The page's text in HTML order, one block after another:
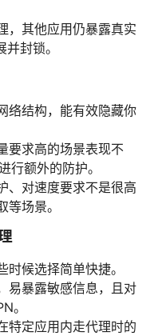
，其他应用仍暴露真实
封锁。
络结构，能有效隐藏你
要求高的场景表现不
行额外的防护。
、对速度要求不是很高
场景。
候选择简单快捷。
易暴露敏感信息，且对
。
特定应用内走代理时的